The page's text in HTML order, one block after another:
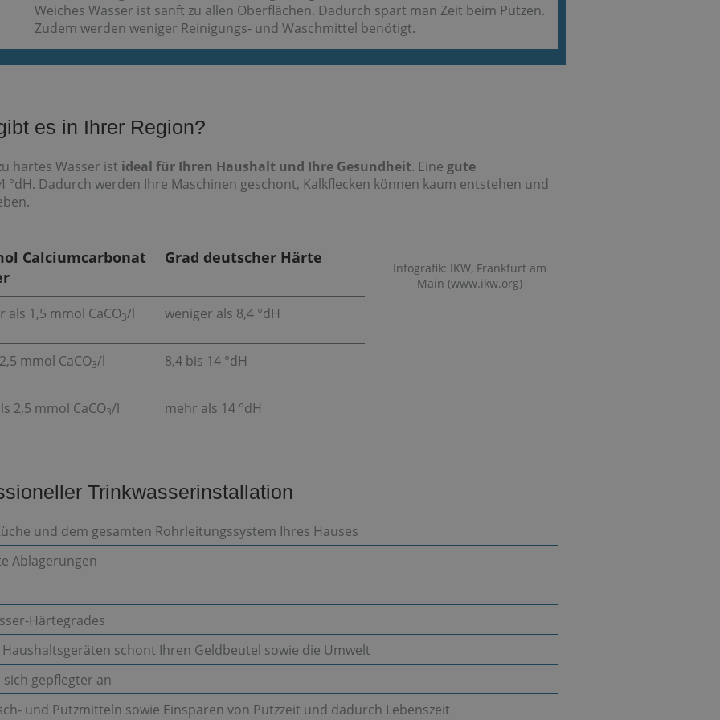
Weiches Wasser ist sanft zu allen Oberflächen. Dadurch spart man Zeit beim Putzen.
Zudem werden weniger Reinigungs- und Waschmittel benötigt.
es in Ihrer Region?
hartes Wasser ist ideal für Ihren Haushalt und Ihre Gesundheit. Eine gute
°dH. Dadurch werden Ihre Maschinen geschont, Kalkflecken können kaum entstehen und
Calciumcarbonat
Grad deutscher Härte
als 1,5 mmol CaCO3/l weniger als 8,4 °dH
mmol CaCO3/l 8,4 bis 14 °dH
2,5 mmol CaCO3/l mehr als 14 °dH
Infografik: IKW, Frankfurt am
Main (www.ikw.org)
Trinkwasserinstallation
und dem gesamten Rohrleitungssystem Ihres Hauses
Ablagerungen
Härtegrades
schont Ihren Geldbeutel sowie die Umwelt
gepflegter an
und Putzmitteln sowie Einsparen von Putzzeit und dadurch Lebenszeit